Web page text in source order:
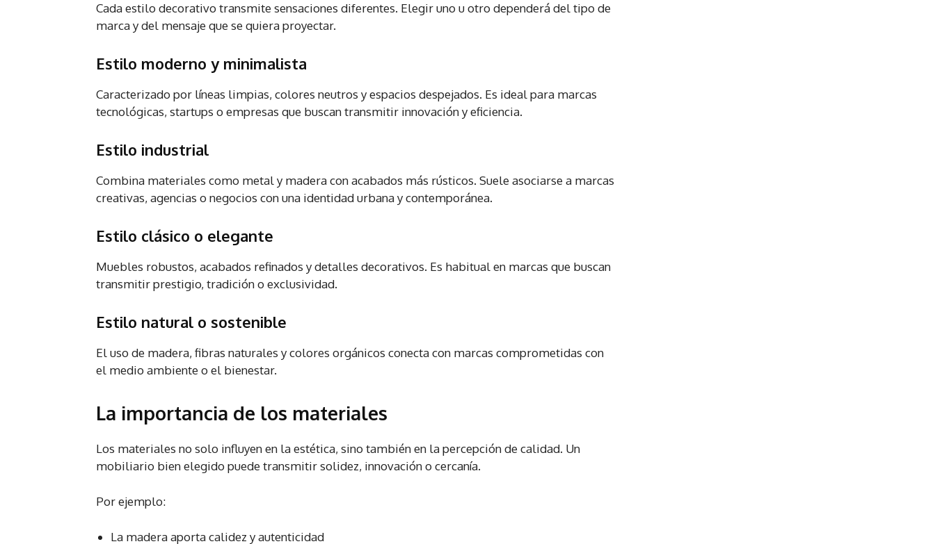
Cada estilo decorativo transmite sensaciones diferentes. Elegir uno u otro dependerá del tipo de
marca y del mensaje que se quiera proyectar.
Estilo moderno y minimalista
Caracterizado por líneas limpias, colores neutros y espacios despejados. Es ideal para marcas
tecnológicas, startups o empresas que buscan transmitir innovación y eficiencia.
Estilo industrial
Combina materiales como metal y madera con acabados más rústicos. Suele asociarse a marcas
creativas, agencias o negocios con una identidad urbana y contemporánea.
Estilo clásico o elegante
Muebles robustos, acabados refinados y detalles decorativos. Es habitual en marcas que buscan
transmitir prestigio, tradición o exclusividad.
Estilo natural o sostenible
El uso de madera, fibras naturales y colores orgánicos conecta con marcas comprometidas con
el medio ambiente o el bienestar.
La importancia de los materiales
Los materiales no solo influyen en la estética, sino también en la percepción de calidad. Un
mobiliario bien elegido puede transmitir solidez, innovación o cercanía.
Por ejemplo:
La madera aporta calidez y autenticidad